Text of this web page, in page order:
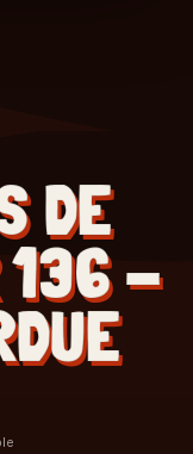
DE
136 -